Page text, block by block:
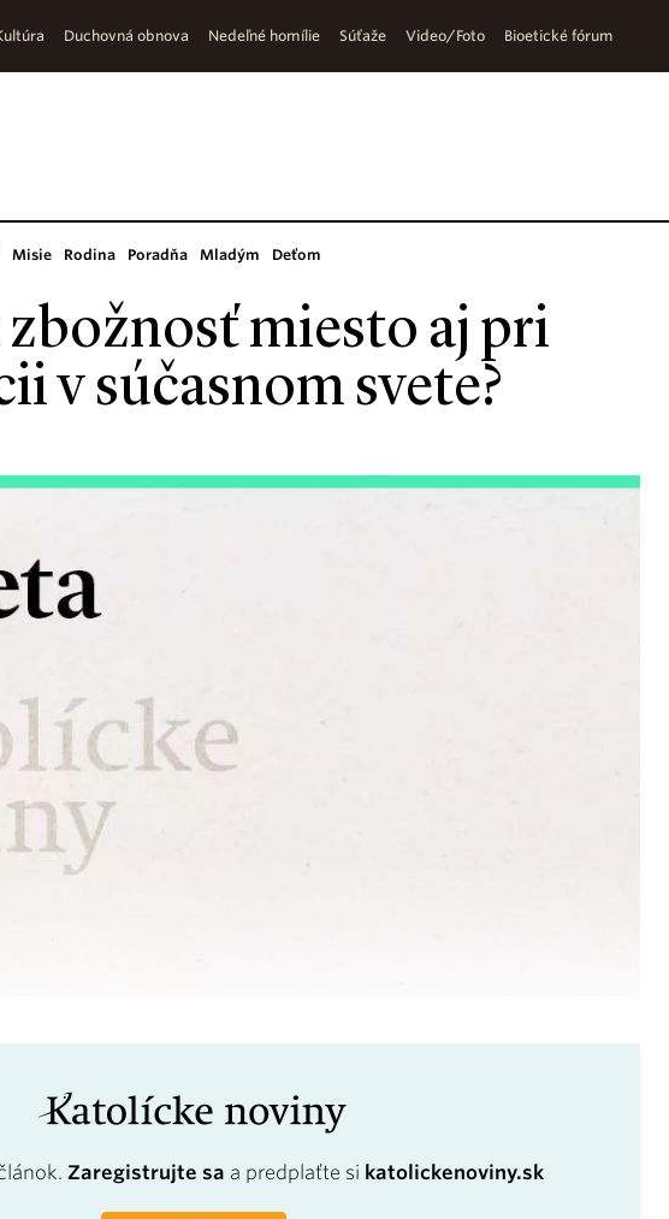
Duchovná obnova Nedeľné homílie Súťaže Video/Foto Bioetické fórum
Misie Rodina Poradňa Mladým Deťom
zbožnosť miesto aj pri
v súčasnom svete?
Zaregistrujte sa a predplaťte si katolickenoviny.sk